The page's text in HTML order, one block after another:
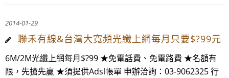
2014-01-29
聯禾有線&台灣大寬頻光纖上網每月只要$?99元
6M/2M光纖上網每月$?99 ★免電話費、免電路費 ★名額有
限，先搶先贏 ★須提供Adsl帳單 申辦洽詢：03-9062325 行